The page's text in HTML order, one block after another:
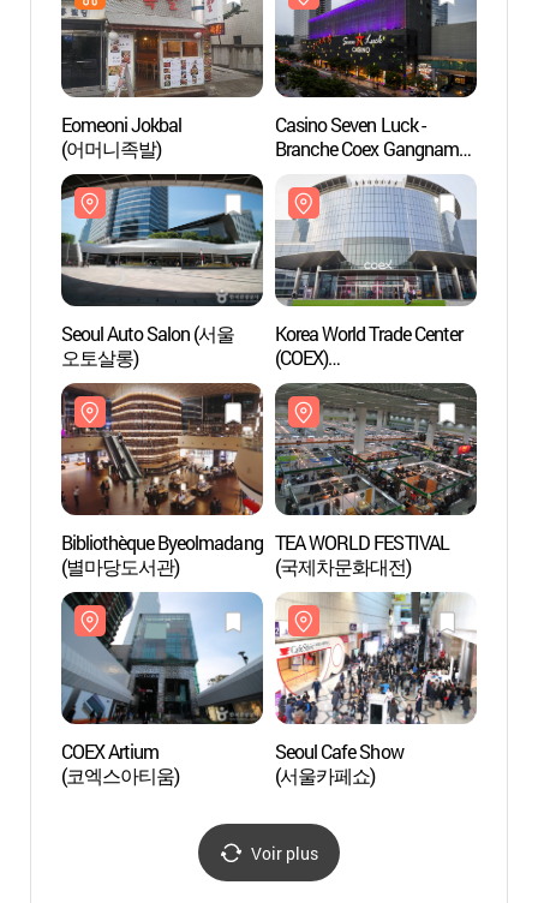
Eomeoni Jokbal
(어머니족발)
Casino Seven Luck -
Branche Coex Gangnam
(세븐럭카지노 -
강남코엑스점)
Seoul Auto Salon (서울
오토살롱)
Korea World Trade Center
(COEX)
(한국종합무역센터 -
코엑스)
Bibliothèque Byeolmadang
(별마당도서관)
TEA WORLD FESTIVAL
(국제차문화대전)
COEX Artium
(코엑스아티움)
Seoul Cafe Show
(서울카페쇼)
Voir plus